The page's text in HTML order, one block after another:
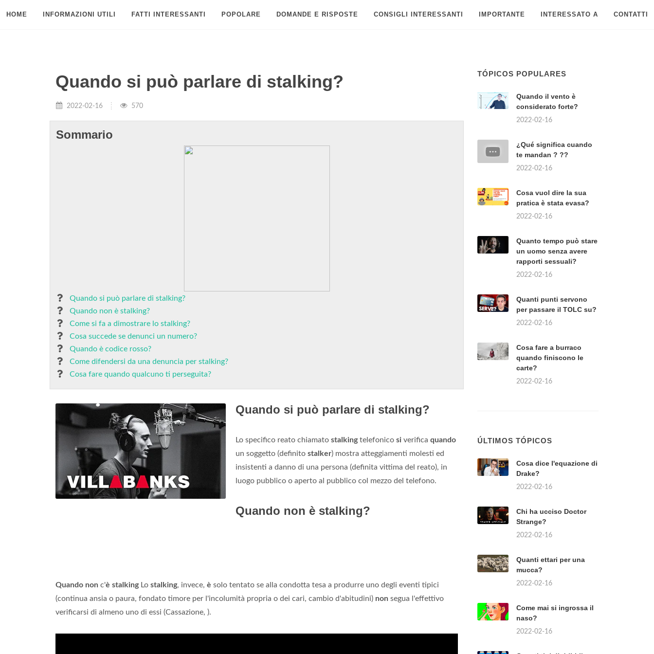
HOME INFORMAZIONI UTILI FATTI INTERESSANTI POPOLARE DOMANDE E RISPOSTE CONSIGLI INTERESSANTI IMPORTANTE INTERESSATO A CONTATTI
Quando si può parlare di stalking?
2022-02-16 570
Sommario
Quando si può parlare di stalking?
Quando non è stalking?
Come si fa a dimostrare lo stalking?
Cosa succede se denunci un numero?
Quando è codice rosso?
Come difendersi da una denuncia per stalking?
Cosa fare quando qualcuno ti perseguita?
Quando si può parlare di stalking?
Lo specifico reato chiamato stalkingtelefonico si verifica quando
un soggetto (definito stalker) mostra atteggiamenti molesti ed
insistenti a danno di una persona (definita vittima del reato), in
luogo pubblico o aperto al pubblico col mezzo del telefono.
Quando non è stalking?
Quando non c'è stalkingLo stalking, invece, è solo tentato se alla condotta tesa a produrre uno degli eventi tipici
(continua ansia o paura, fondato timore per l'incolumità propria o dei cari, cambio d'abitudini) non segua l'effettivo
verificarsi di almeno uno di essi (Cassazione, ).
TÓPICOS POPULARES
Quando il vento è
considerato forte?
2022-02-16
¿Qué significa cuando
te mandan ? ??
2022-02-16
Cosa vuol dire la sua
pratica è stata evasa?
2022-02-16
Quanto tempo può stare
un uomo senza avere
rapporti sessuali?
2022-02-16
Quanti punti servono
per passare il TOLC su?
2022-02-16
Cosa fare a burraco
quando finiscono le
carte?
2022-02-16
ÚLTIMOS TÓPICOS
Cosa dice l'equazione di
Drake?
2022-02-16
Chi ha ucciso Doctor
Strange?
2022-02-16
Quanti ettari per una
mucca?
2022-02-16
Come mai si ingrossa il
naso?
2022-02-16